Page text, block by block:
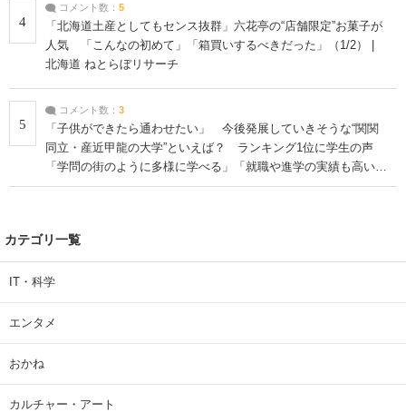
4
コメント数： 5
「北海道土産としてもセンス抜群」六花亭の“店舗限定”お菓子が
人気 「こんなの初めて」「箱買いするべきだった」（1/2） |
北海道 ねとらぼリサーチ
5
コメント数： 3
「子供ができたら通わせたい」 今後発展していきそうな“関関
同立・産近甲龍の大学”といえば？ ランキング1位に学生の声
「学問の街のように多様に学べる」「就職や進学の実績も高い」
| 大学 ねとらぼリサーチ
カテゴリ一覧
IT・科学
エンタメ
おかね
カルチャー・アート